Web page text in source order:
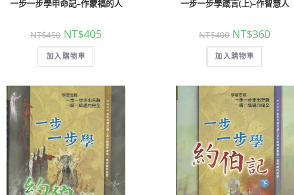
一步一步學申命記–作蒙福的人
NT$450 NT$405
加入購物車
一步一步學箴言(上)–作智慧人
NT$400 NT$360
加入購物車